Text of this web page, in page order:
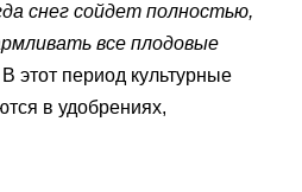
снег сойдет полностью,
все плодовые
В этот период культурные
в удобрениях,